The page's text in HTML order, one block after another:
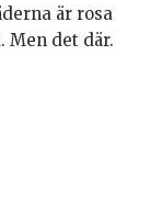
är rosa
Men det där.